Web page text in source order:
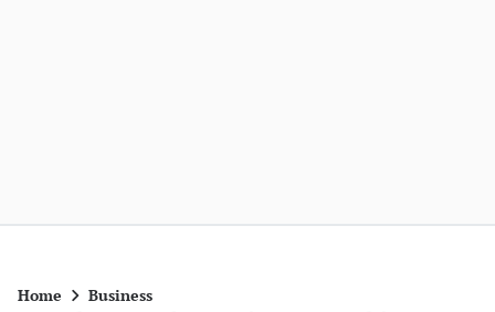
Home Business